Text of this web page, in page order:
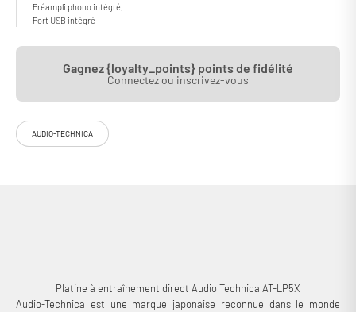
Préampli phono intégré,
Port USB intégré
Gagnez {loyalty_points} points de fidélité
Connectez ou inscrivez-vous
AUDIO-TECHNICA
La Audio-Technica AT-LP5X est une platine qui allie parfaitement
design vintage et fonctionnalités modernes ! Moteur à entrainement
Platine à entraînement direct Audio Technica AT-LP5X
Audio-Technica est une marque japonaise reconnue dans le monde